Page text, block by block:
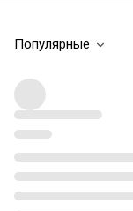
Популярные